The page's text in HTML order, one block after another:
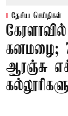
தேசிய செய்திகள்
கனமழை;
ஆரஞ்சு